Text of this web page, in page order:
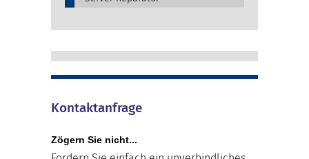
Kontaktanfrage
Zögern Sie nicht...